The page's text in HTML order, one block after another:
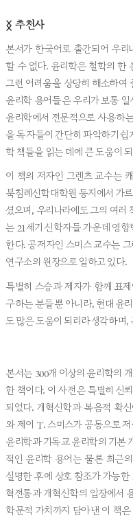
ᛝ 추천사
본서가 한국어로 출간되어 우
할 수 없다. 윤리학은 철학의 한
그런 어려움을 상당히 해소하여
윤리학 용어들은 우리가 보통
윤리학에서 전문적으로 사용하
을 독자들이 간단히 파악하기 쉽
학 책들을 읽는 데에 큰 도움이
이 책의 저자인 그렌츠 교수는
북침례신학대학원 등지에서 가
셨으며, 우리나라에도 그의 여러
는 21세기 신학자들 가운데 영
한다. 공저자인 스미스 교수는
연구소의 원장으로 일하고 있다.
특별히 스승과 제자가 함께 표
구하는 분들뿐 아니라, 현대 윤
도 많은 도움이 되리라 생각하며
본서는 300개 이상의 윤리학의
한 책이다. 이 사전은 특별히 신
되었다. 개혁신학과 복음적 확
와 제이 T. 스미스가 공동으로
윤리학과 기독교 윤리학의 기본
적인 윤리학 용어는 물론 최근
설명한 후에 상호 참조가 가능
혁전통과 개혁신학의 입장에서
학문적 가치까지 담아낸 이 책